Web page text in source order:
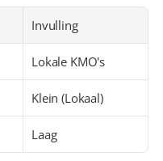
Invulling
Lokale KMO's
Klein (Lokaal)
Laag